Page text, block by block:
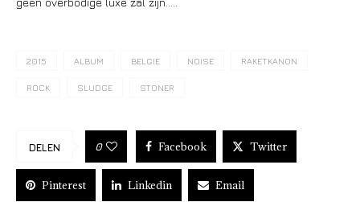
2015 ALBUM BELGIE NOISE RAKETKANON
ROCK SLUDGE STONER
DELEN 0 Facebook Twitter
Pinterest Linkedin Email